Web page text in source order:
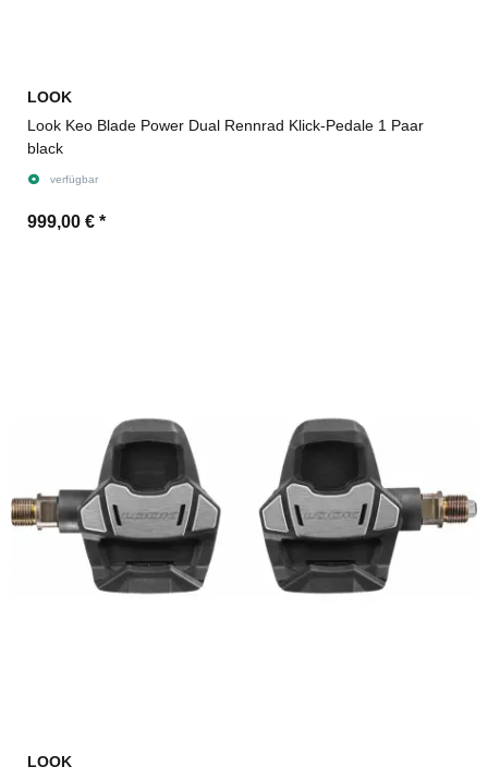
LOOK
Look Keo Blade Power Dual Rennrad Klick-Pedale 1 Paar
black
verfügbar
999,00 € *
LOOK